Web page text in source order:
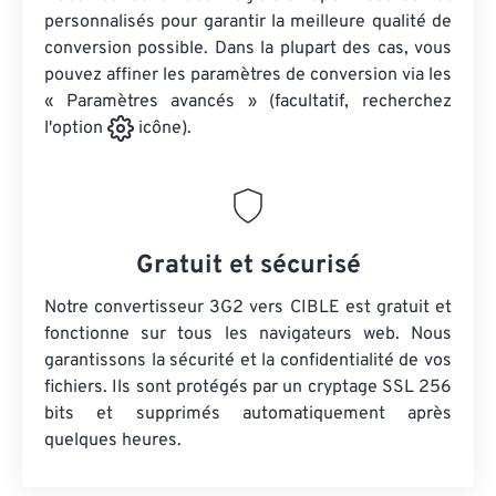
personnalisés pour garantir la meilleure qualité de
conversion possible. Dans la plupart des cas, vous
pouvez affiner les paramètres de conversion via les
« Paramètres avancés » (facultatif, recherchez
l'option
icône).
Gratuit et sécurisé
Notre convertisseur 3G2 vers CIBLE est gratuit et
fonctionne sur tous les navigateurs web. Nous
garantissons la sécurité et la confidentialité de vos
fichiers. Ils sont protégés par un cryptage SSL 256
bits et supprimés automatiquement après
quelques heures.